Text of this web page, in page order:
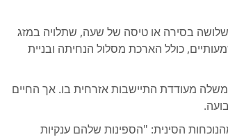
בסירה או טיסה של שעה, שתלויה במזג
כולל הארכת מסלול הנחיתה ובניית
מטייוואן ב-1971, ומאז הממשלה מעודדת התיישבות אזרחית בו. אך החיים
הסינית: "הספינות שלהם ענקיות